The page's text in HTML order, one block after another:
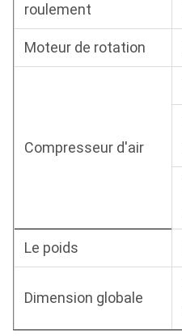
roulement
Moteur de rotation
Compresseur d'air
Le poids
Dimension globale